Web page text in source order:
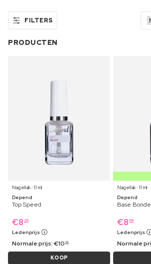
FILTERS
PRODUCTEN
Nagellak ⋅ 11 ml
Depend
Top Speed
€8 29
Ledenprijs
Normale prijs:€10 19
KOOP
Nagellak ⋅ 11 ml
Depend
Base
€8 09
Ledenprijs
Normale